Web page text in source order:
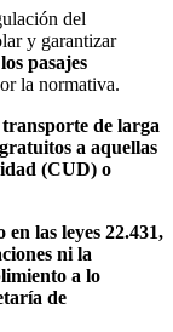
del
y garantizar
pasajes
la normativa.
transporte de larga
a aquellas
(CUD) o
las leyes 22.431,
ni la
a lo
de